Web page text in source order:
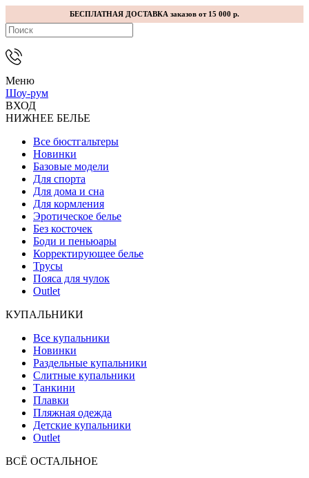
БЕСПЛАТНАЯ ДОСТАВКА заказов от 15 000 р.
Меню
Шоу-рум
ВХОД
НИЖНЕЕ БЕЛЬЕ
Все бюстгальтеры
Новинки
Базовые модели
Для спорта
Для дома и сна
Для кормления
Эротическое белье
Без косточек
Боди и пеньюары
Корректирующее белье
Трусы
Пояса для чулок
Outlet
КУПАЛЬНИКИ
Все купальники
Новинки
Раздельные купальники
Слитные купальники
Танкини
Плавки
Пляжная одежда
Детские купальники
Outlet
ВCЁ ОСТАЛЬНОЕ